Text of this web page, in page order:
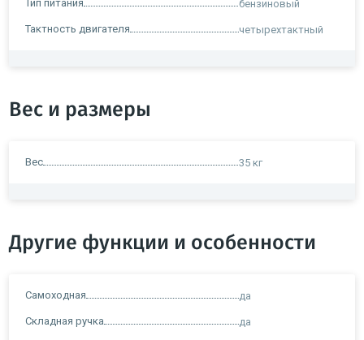
Тип питания бензиновый
Тактность двигателя четырехтактный
Вес и размеры
Вес 35 кг
Другие функции и особенности
Самоходная да
Складная ручка да